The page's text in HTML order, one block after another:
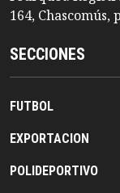
164,
SECCIONES
FUTBOL
EXPORTACION
POLIDEPORTIVO